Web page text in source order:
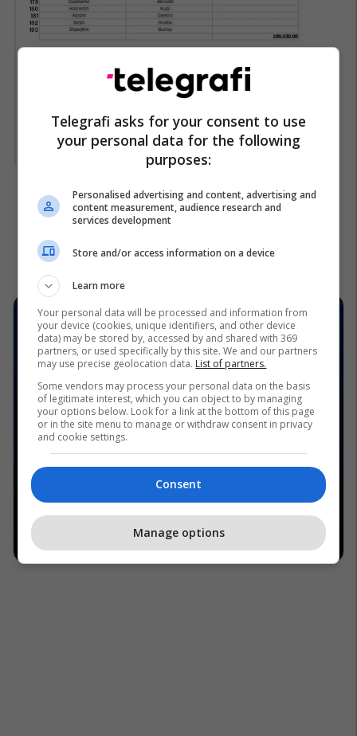
Telegrafi asks for your consent to use
your personal data for the following
purposes:
Personalised advertising and content, advertising and
content measurement, audience research and
services development
Store and/or access information on a device
Learn more
Your personal data will be processed and information from
your device (cookies, unique identifiers, and other device
data) may be stored by, accessed by and shared with 369
partners, or used specifically by this site. We and our partners
may use precise geolocation data. List of partners.
Some vendors may process your personal data on the basis
of legitimate interest, which you can object to by managing
your options below. Look for a link at the bottom of this page
or in the site menu to manage or withdraw consent in privacy
and cookie settings.
Consent
Manage options